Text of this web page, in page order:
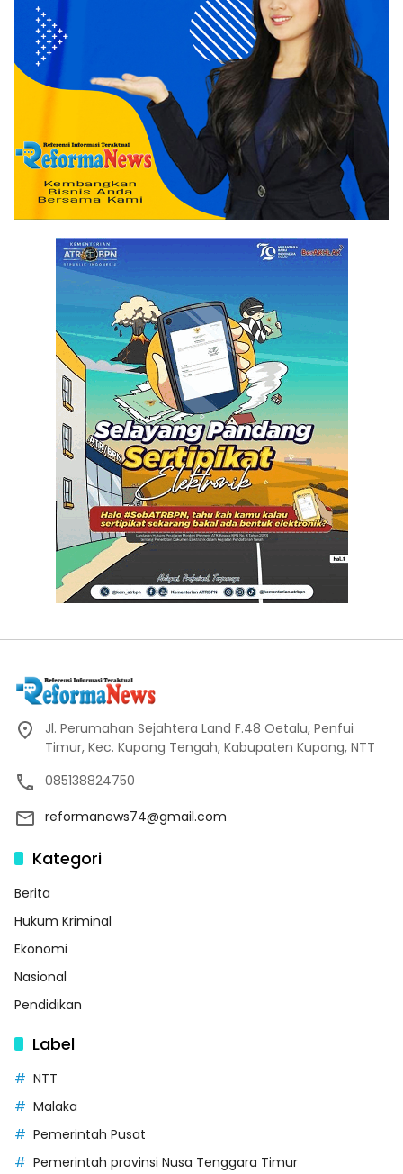
Jl. Perumahan Sejahtera Land F.48 Oetalu, Penfui
Timur, Kec. Kupang Tengah, Kabupaten Kupang, NTT
085138824750
reformanews74@gmail.com
Kategori
Berita
Hukum Kriminal
Ekonomi
Nasional
Pendidikan
Label
NTT
Malaka
Pemerintah Pusat
Pemerintah provinsi Nusa Tenggara Timur